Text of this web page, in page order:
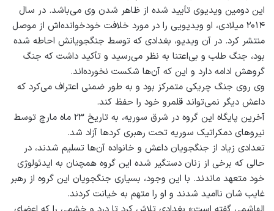
این دومین ویدیوی تأیید شده از ظاهر شدن وی می‌باشد. در سال
۲۰۱۴ میلادی، او ویدیویی را در مورد خلافت خودخوانده‌اش از موصل
منتشر کرد. در آن ویدیو، بغدادی که توسط جنگجویانش احاطه شده
بود، جنگ طلب و بی‌اعتنا به نظر می‌رسید و تأکید داشت که جنگ
گروهش ادامه دارد و این که آن‌ها شکست نخورده‌اند.
وی روی جنگ چریکی متمرکز بود و به طور ضمنی اعتراف می‌کرد که
داعش دیگر نمی‌تواند قلمرو خود را حفظ کند.
آخرین پایگاه این گروه در شرق سوریه، به تاریخ ۲۳ ماه مارچ توسط
نیروهای دمکراتیک سوریه تحت رهبری کردها آزاد شد.
تعدادی زیاد از جنگجویان داعش و خانواده آن‌ها تسلیم شدند، در
حالی که برخی از زنان دستگیر شده این گروه همچنان به ایدئولوژی
خود متعهد ماندند. با این وجود، بسیاری جنگجویان این گروه از رهبر
غایب شان ناامید شدند و او را متهم به خیانت کردند.